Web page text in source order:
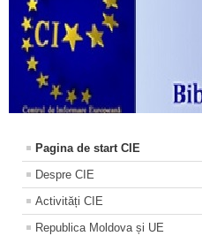
Pagina de start CIE
Despre CIE
Activități CIE
Republica Moldova și UE